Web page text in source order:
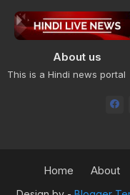
About us
This is a Hindi news portal
Home About